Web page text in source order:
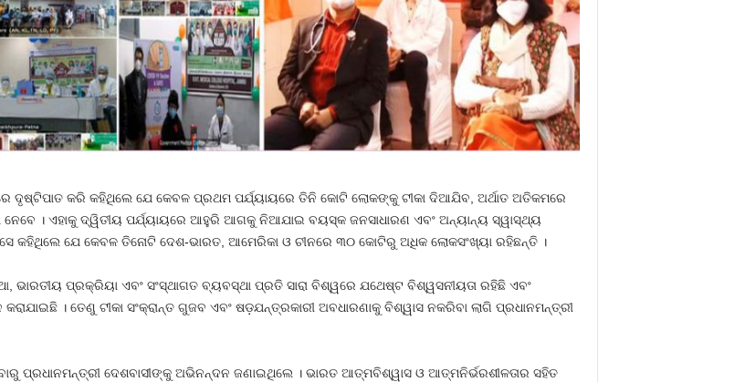
ଦୃଷ୍ଟିପାତ କରି କହିଥିଲେ ଯେ କେବଳ ପ୍ରଥମ ପର୍ଯ୍ୟାୟରେ ତିନି କୋଟି ଲୋକଙ୍କୁ ଟୀକା ଦିଆଯିବ, ଅର୍ଥାତ ଅତିକମରେ
। ଏହାକୁ ଦ୍ୱିତୀୟ ପର୍ଯ୍ୟାୟରେ ଆହୁରି ଆଗକୁ ନିଆଯାଇ ବୟସ୍କ ଜନସାଧାରଣ ଏବଂ ଅନ୍ୟାନ୍ୟ ସ୍ୱାସ୍ଥ୍ୟ
କହିଥିଲେ ଯେ କେବଳ ତିନୋଟି ଦେଶ-ଭାରତ, ଆମେରିକା ଓ ଚୀନରେ ୩୦ କୋଟିରୁ ଅଧିକ ଲୋକସଂଖ୍ୟା ରହିଛନ୍ତି ।
ଭାରତୀୟ ପ୍ରକ୍ରିୟା ଏବଂ ସଂସ୍ଥାଗତ ବ୍ୟବସ୍ଥା ପ୍ରତି ସାରା ବିଶ୍ୱରେ ଯଥେଷ୍ଟ ବିଶ୍ୱସନୀୟତା ରହିଛି ଏବଂ
। ତେଣୁ ଟୀକା ସଂକ୍ରାନ୍ତ ଗୁଜବ ଏବଂ ଷଡ଼ଯନ୍ତ୍ରକାରୀ ଅବଧାରଣାକୁ ବିଶ୍ୱାସ ନକରିବା ଲାଗି ପ୍ରଧାନମନ୍ତ୍ରୀ
ପ୍ରଧାନମନ୍ତ୍ରୀ ଦେଶବାସୀଙ୍କୁ ଅଭିନନ୍ଦନ ଜଣାଇଥିଲେ । ଭାରତ ଆତ୍ମବିଶ୍ୱାସ ଓ ଆତ୍ମନିର୍ଭରଶୀଳତାର ସହିତ